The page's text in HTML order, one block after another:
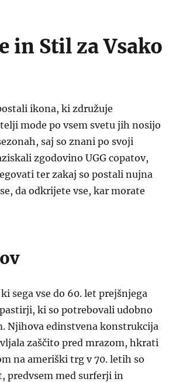
in Stil za Vsako
ikona, ki združuje
mode po vsem svetu jih nosijo
saj so znani po svoji
zgodovino UGG copatov,
ter zakaj so postali nujna
da odkrijete vse, kar morate
sega vse do 60. let prejšnjega
ki so potrebovali udobno
Njihova edinstvena konstrukcija
zaščito pred mrazom, hkrati
na ameriški trg v 70. letih so
predvsem med surferji in